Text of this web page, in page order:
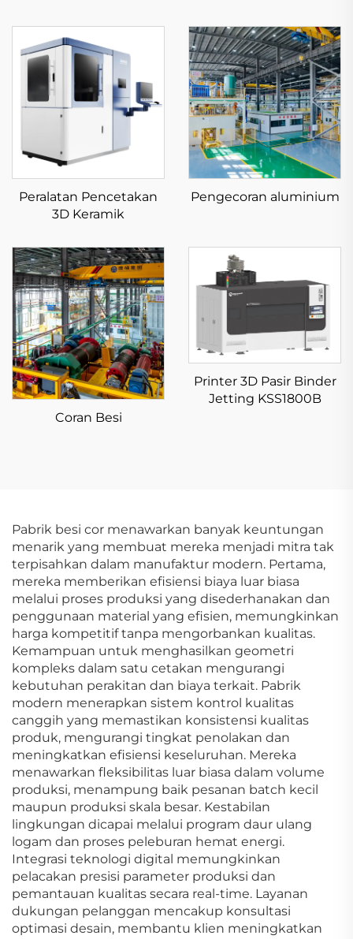
Peralatan Pencetakan
3D Keramik
Pengecoran aluminium
Coran Besi
Printer 3D Pasir Binder
Jetting KSS1800B
Pabrik besi cor menawarkan banyak keuntungan
menarik yang membuat mereka menjadi mitra tak
terpisahkan dalam manufaktur modern. Pertama,
mereka memberikan efisiensi biaya luar biasa
melalui proses produksi yang disederhanakan dan
penggunaan material yang efisien, memungkinkan
harga kompetitif tanpa mengorbankan kualitas.
Kemampuan untuk menghasilkan geometri
kompleks dalam satu cetakan mengurangi
kebutuhan perakitan dan biaya terkait. Pabrik
modern menerapkan sistem kontrol kualitas
canggih yang memastikan konsistensi kualitas
produk, mengurangi tingkat penolakan dan
meningkatkan efisiensi keseluruhan. Mereka
menawarkan fleksibilitas luar biasa dalam volume
produksi, menampung baik pesanan batch kecil
maupun produksi skala besar. Kestabilan
lingkungan dicapai melalui program daur ulang
logam dan proses peleburan hemat energi.
Integrasi teknologi digital memungkinkan
pelacakan presisi parameter produksi dan
pemantauan kualitas secara real-time. Layanan
dukungan pelanggan mencakup konsultasi
optimasi desain, membantu klien meningkatkan